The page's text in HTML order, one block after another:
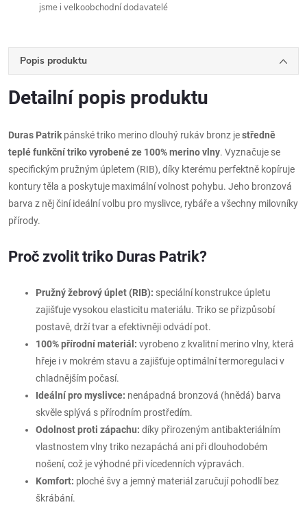
jsme i velkoobchodní dodavatelé
Popis produktu
Detailní popis produktu
Duras Patrik pánské triko merino dlouhý rukáv bronz jestředně
teplé funkční triko vyrobené ze 100% merino vlny. Vyznačuje se
specifickým pružným úpletem (RIB), díky kterému perfektně kopíruje
kontury těla a poskytuje maximální volnost pohybu. Jeho bronzová
barva z něj činí ideální volbu pro myslivce, rybáře a všechny milovníky
přírody.
Proč zvolit triko Duras Patrik?
Pružný žebrový úplet (RIB): speciální konstrukce úpletu
zajišťuje vysokou elasticitu materiálu. Triko se přizpůsobí
postavě, drží tvar a efektivněji odvádí pot.
100% přírodní materiál: vyrobeno z kvalitní merino vlny, která
hřeje i v mokrém stavu a zajišťuje optimální termoregulaci v
chladnějším počasí.
Ideální pro myslivce: nenápadná bronzová (hnědá) barva
skvěle splývá s přírodním prostředím.
Odolnost proti zápachu: díky přirozeným antibakteriálním
vlastnostem vlny triko nezapáchá ani při dlouhodobém
nošení, což je výhodné při vícedenních výpravách.
Komfort: ploché švy a jemný materiál zaručují pohodlí bez
škrábání.